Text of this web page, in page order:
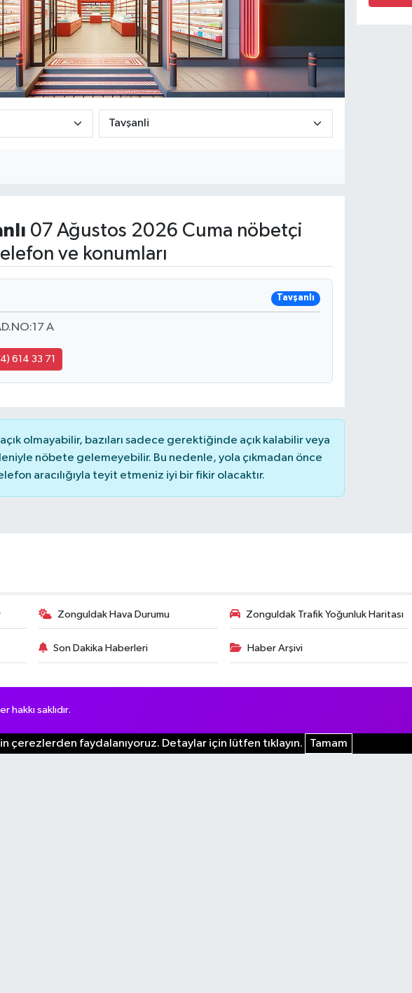
07 Ağustos 2026 Cuma nöbetçi
ve konumları
Tavşanlı
A
614 33 71
olmayabilir, bazıları sadece gerektiğinde açık kalabilir veya
nöbete gelemeyebilir. Bu nedenle, yola çıkmadan önce
aracılığıyla teyit etmeniz iyi bir fikir olacaktır.
Zonguldak Hava Durumu Zonguldak Trafik Yoğunluk Haritası
Son Dakika Haberleri Haber Arşivi
saklıdır.
çerezlerden faydalanıyoruz. Detaylar için lütfen tıklayın. Tamam